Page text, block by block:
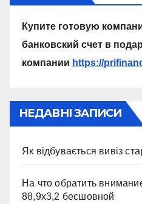
Купите готовую
банковский счет в
компании https://
НЕДАВНІ ЗАПИСИ
Як відбувається вивіз
На что обратить
88,9х3,2 бесшовной